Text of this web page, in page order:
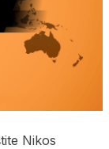
Nikos